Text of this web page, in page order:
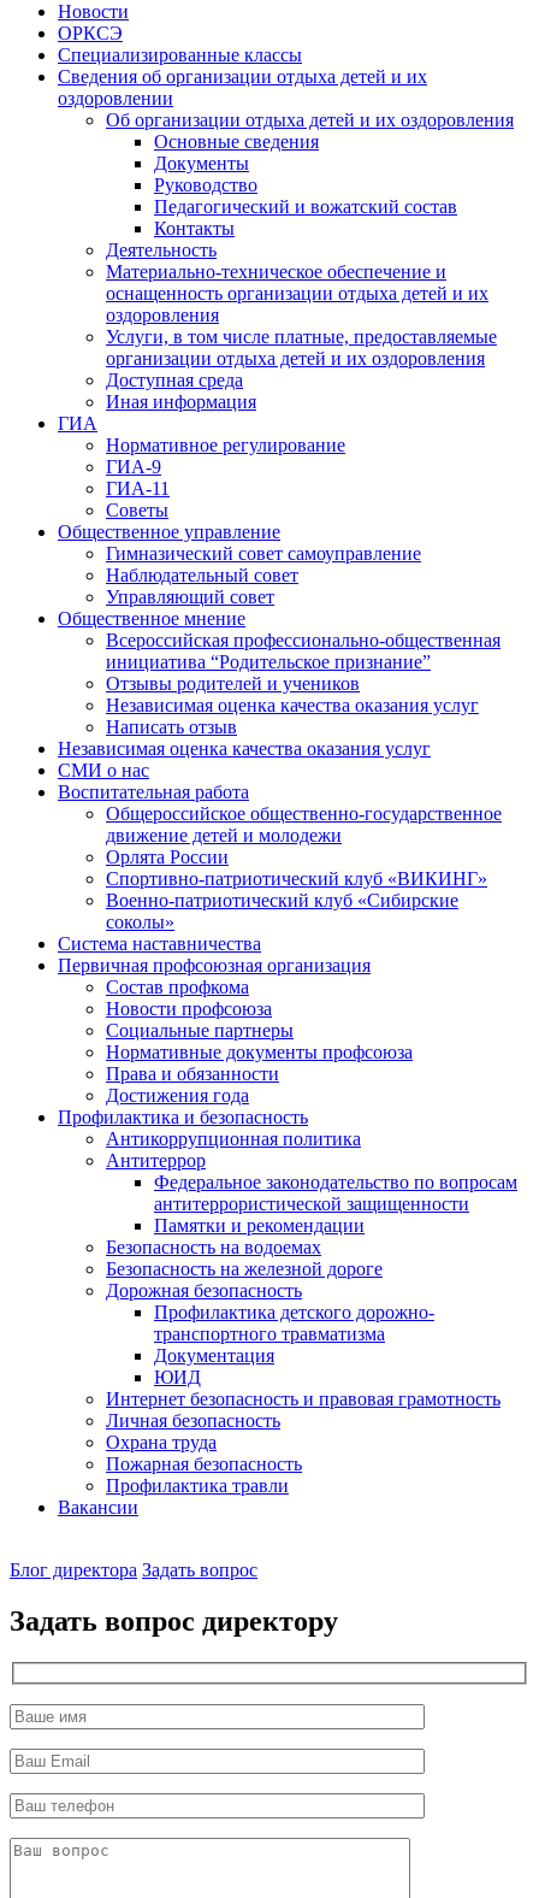
Новости
ОРКСЭ
Специализированные классы
Сведения об организации отдыха детей и их
оздоровлении
Об организации отдыха детей и их оздоровления
Основные сведения
Документы
Руководство
Педагогический и вожатский состав
Контакты
Деятельность
Материально-техническое обеспечение и
оснащенность организации отдыха детей и их
оздоровления
Услуги, в том числе платные, предоставляемые
организации отдыха детей и их оздоровления
Доступная среда
Иная информация
ГИА
Нормативное регулирование
ГИА-9
ГИА-11
Советы
Общественное управление
Гимназический совет самоуправление
Наблюдательный совет
Управляющий совет
Общественное мнение
Всероссийская профессионально-общественная
инициатива “Родительское признание”
Отзывы родителей и учеников
Независимая оценка качества оказания услуг
Написать отзыв
Независимая оценка качества оказания услуг
СМИ о нас
Воспитательная работа
Общероссийское общественно-государственное
движение детей и молодежи
Орлята России
Спортивно-патриотический клуб «ВИКИНГ»
Военно-патриотический клуб «Сибирские
соколы»
Система наставничества
Первичная профсоюзная организация
Состав профкома
Новости профсоюза
Социальные партнеры
Нормативные документы профсоюза
Права и обязанности
Достижения года
Профилактика и безопасность
Антикоррупционная политика
Антитеррор
Федеральное законодательство по вопросам
антитеррористической защищенности
Памятки и рекомендации
Безопасность на водоемах
Безопасность на железной дороге
Дорожная безопасность
Профилактика детского дорожно-
транспортного травматизма
Документация
ЮИД
Интернет безопасность и правовая грамотность
Личная безопасность
Охрана труда
Пожарная безопасность
Профилактика травли
Вакансии
директор
Блог директора Задать вопрос
Задать вопрос директору